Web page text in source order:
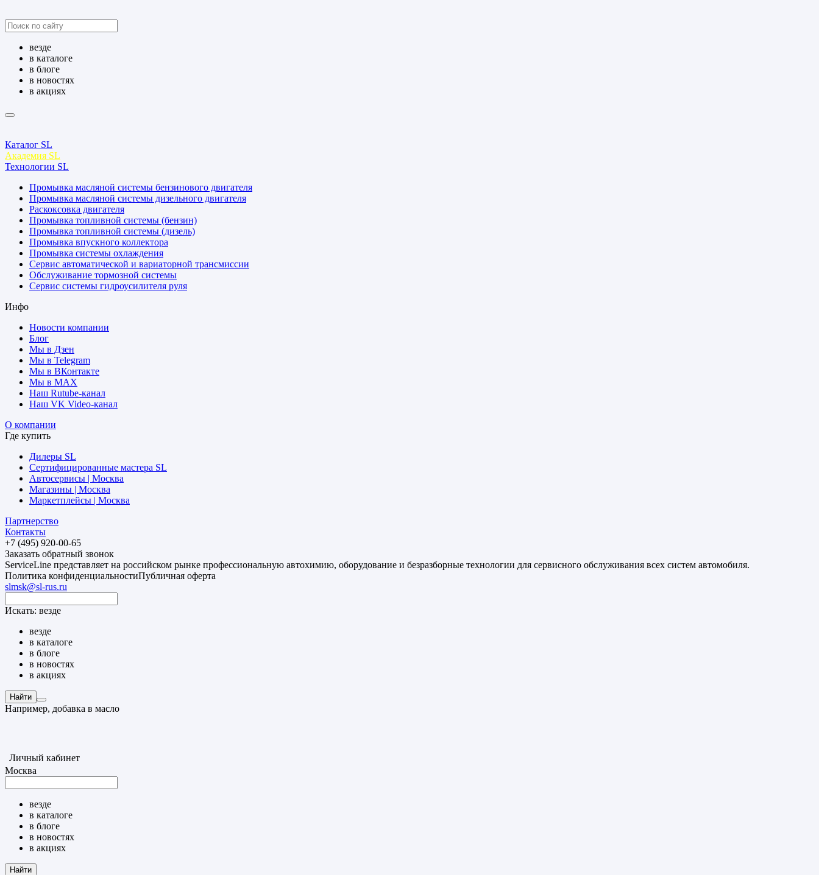
везде
в каталоге
в блоге
в новостях
в акциях
Каталог SL
Академия SL
Технологии SL
Промывка масляной системы бензинового двигателя
Промывка масляной системы дизельного двигателя
Раскоксовка двигателя
Промывка топливной системы (бензин)
Промывка топливной системы (дизель)
Промывка впускного коллектора
Промывка системы охлаждения
Сервис автоматической и вариаторной трансмиссии
Обслуживание тормозной системы
Сервис системы гидроусилителя руля
Инфо
Новости компании
Блог
Мы в Дзен
Мы в Telegram
Мы в ВКонтакте
Мы в MAX
Наш Rutube-канал
Наш VK Video-канал
О компании
Где купить
Дилеры SL
Сертифицированные мастера SL
Автосервисы | Москва
Магазины | Москва
Маркетплейсы | Москва
Партнерство
Контакты
+7 (495) 920-00-65
Заказать обратный звонок
ServiceLine представляет на российском рынке профессиональную автохимию, оборудование и безразборные технологии для сервисного обслуживания всех систем автомобиля.
Политика конфиденциальностиПубличная оферта
slmsk@sl-rus.ru
Искать: везде
везде
в каталоге
в блоге
в новостях
в акциях
Найти
Например, добавка в масло
Личный кабинет
Москва
везде
в каталоге
в блоге
в новостях
в акциях
Найти